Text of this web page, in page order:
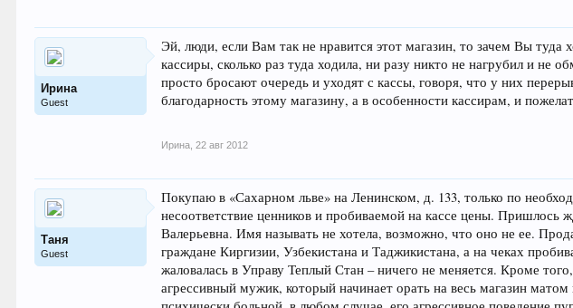
Ирина
Guest
Эй, люди, если Вам так не нравится этот магазин, то зачем Вы
кассиры, сколько раз туда ходила, ни разу никто не нагрубил и
просто бросают очередь и уходят с кассы, говоря, что у них
благодарность этому магазину, а в особенности кассирам, и
Ирина 22 авг 2012
Таня
Guest
Покупаю в «Сахарном льве» на Ленинском, д. 133, только по
несоответствие ценников и пробиваемой на кассе цены.
Валерьевна. Имя называть не хотела, возможно, что оно не ее.
граждане Киргизии, Узбекистана и Таджикистана, а на чеках
жаловалась в Управу Теплый Стан – ничего не меняется. Кроме
агрессивный мужик, который начинает орать на весь магазин